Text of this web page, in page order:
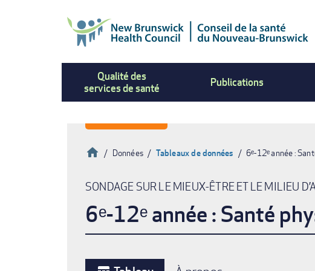
Qualité des
services de santé
Publications
Fil
d'Ariane
Accueil
Données Tableaux de données 6ᵉ-12ᵉ année :
SONDAGE SUR LE MIEUX-ÊTRE ET LE MILIEU
6ᵉ-12ᵉ année : Santé